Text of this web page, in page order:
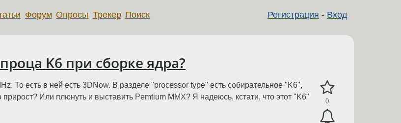
Регистрация - Вход
Форум Опросы Трекер Поиск
K6 при сборке ядра?
0
То есть в ней есть 3DNow. В разделе "processor type" есть собирательное "K6",
Или плюнуть и выставить Pemtium MMX? Я надеюсь, кстати, что этот "K6"